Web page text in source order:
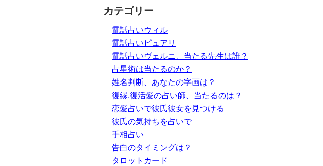
カテゴリー
電話占いウィル
電話占いピュアリ
電話占いヴェルニ、当たる先生は誰？
占星術は当たるのか？
姓名判断、あなたの字画は？
復縁,復活愛の占い師、当たるのは？
恋愛占いで彼氏彼女を見つける
彼氏の気持ちを占いで
手相占い
告白のタイミングは？
タロットカード